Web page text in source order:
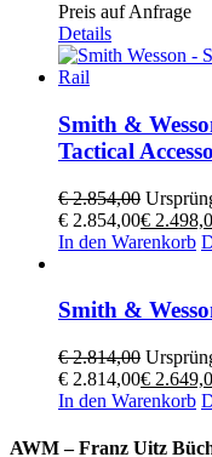
Preis auf Anfrage
Details
Smith &
Tactical
€2.854,00
€ 2.854,00€
In den Warenkorb
Smith &
€2.814,00
€ 2.814,00€
In den Warenkorb
AWM – Franz Uitz